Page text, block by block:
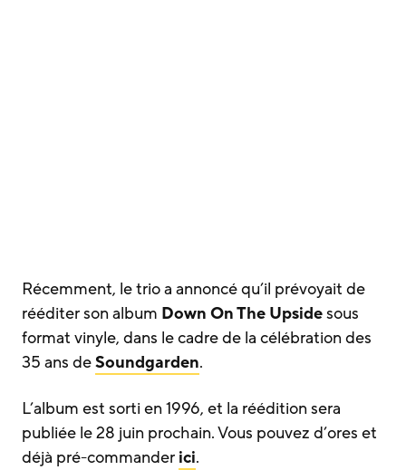
Récemment, le trio a annoncé qu’il prévoyait de
rééditer son album Down On The Upsidesous
format vinyle, dans le cadre de la célébration des
35 ans deSoundgarden.
L’album est sorti en 1996, et la réédition sera
publiée le 28 juin prochain. Vous pouvez d’ores et
déjà pré-commander ici.